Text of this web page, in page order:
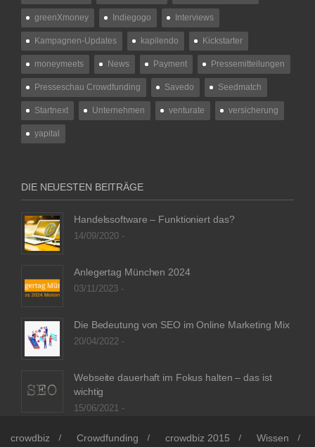
greenXmoney Indiegogo Interviews
Kampagnen-Updates kapilendo Kickstarter
moneymeets News Payment Pressemitteilungen
Presseschau Crowdfunding Savedo Seedmatch
Startnext Unternehmen venturate versicherung
yapital
DIE NEUESTEN BEITRÄGE
Handelssoftware – Funktioniert das?
14/09/2020 -
Anlegertag München 2024
03/11/2023 -
Die Bedeutung von SEO im Online Marketing Mix
20/04/2022 -
Webseite dauerhaft im Fokus halten – das ist
wichtig
15/06/2021 -
crowdbiz Crowdfunding crowdbiz 2015 Wissen